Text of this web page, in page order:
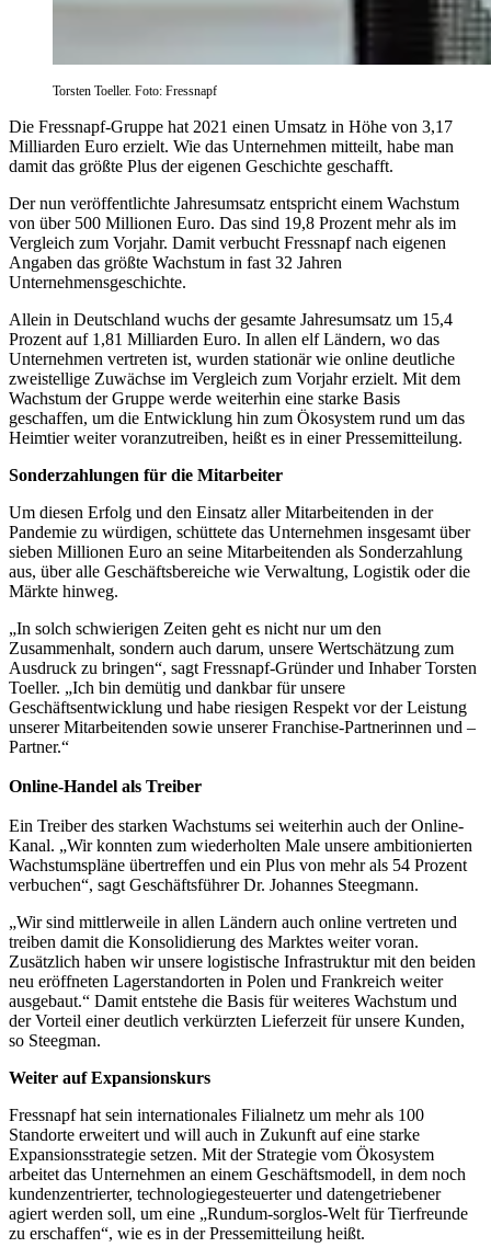
Torsten Toeller. Foto: Fressnapf
Die Fressnapf-Gruppe hat 2021 einen Umsatz in Höhe von 3,17
Milliarden Euro erzielt. Wie das Unternehmen mitteilt, habe man
damit das größte Plus der eigenen Geschichte geschafft.
Der nun veröffentlichte Jahresumsatz entspricht einem Wachstum
von über 500 Millionen Euro. Das sind 19,8 Prozent mehr als im
Vergleich zum Vorjahr. Damit verbucht Fressnapf nach eigenen
Angaben das größte Wachstum in fast 32 Jahren
Unternehmensgeschichte.
Allein in Deutschland wuchs der gesamte Jahresumsatz um 15,4
Prozent auf 1,81 Milliarden Euro. In allen elf Ländern, wo das
Unternehmen vertreten ist, wurden stationär wie online deutliche
zweistellige Zuwächse im Vergleich zum Vorjahr erzielt. Mit dem
Wachstum der Gruppe werde weiterhin eine starke Basis
geschaffen, um die Entwicklung hin zum Ökosystem rund um das
Heimtier weiter voranzutreiben, heißt es in einer Pressemitteilung.
Sonderzahlungen für die Mitarbeiter
Um diesen Erfolg und den Einsatz aller Mitarbeitenden in der
Pandemie zu würdigen, schüttete das Unternehmen insgesamt über
sieben Millionen Euro an seine Mitarbeitenden als Sonderzahlung
aus, über alle Geschäftsbereiche wie Verwaltung, Logistik oder die
Märkte hinweg.
„In solch schwierigen Zeiten geht es nicht nur um den
Zusammenhalt, sondern auch darum, unsere Wertschätzung zum
Ausdruck zu bringen“, sagt Fressnapf-Gründer und Inhaber Torsten
Toeller. „Ich bin demütig und dankbar für unsere
Geschäftsentwicklung und habe riesigen Respekt vor der Leistung
unserer Mitarbeitenden sowie unserer Franchise-Partnerinnen und –
Partner.“
Online-Handel als Treiber
Ein Treiber des starken Wachstums sei weiterhin auch der Online-
Kanal. „Wir konnten zum wiederholten Male unsere ambitionierten
Wachstumspläne übertreffen und ein Plus von mehr als 54 Prozent
verbuchen“, sagt Geschäftsführer Dr. Johannes Steegmann.
„Wir sind mittlerweile in allen Ländern auch online vertreten und
treiben damit die Konsolidierung des Marktes weiter voran.
Zusätzlich haben wir unsere logistische Infrastruktur mit den beiden
neu eröffneten Lagerstandorten in Polen und Frankreich weiter
ausgebaut.“ Damit entstehe die Basis für weiteres Wachstum und
der Vorteil einer deutlich verkürzten Lieferzeit für unsere Kunden,
so Steegman.
Weiter auf Expansionskurs
Fressnapf hat sein internationales Filialnetz um mehr als 100
Standorte erweitert und will auch in Zukunft auf eine starke
Expansionsstrategie setzen. Mit der Strategie vom Ökosystem
arbeitet das Unternehmen an einem Geschäftsmodell, in dem noch
kundenzentrierter, technologiegesteuerter und datengetriebener
agiert werden soll, um eine „Rundum-sorglos-Welt für Tierfreunde
zu erschaffen“, wie es in der Pressemitteilung heißt.